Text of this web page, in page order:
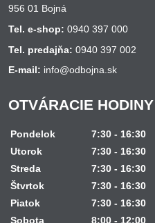
956 01 Bojná
Tel. e-shop: 0940 397 000
Tel. predajňa: 0940 397 002
E-mail: info@odbojna.sk
OTVÁRACIE HODINY
Pondelok
7:30 -
Utorok
7:30 - 16:30
Streda
7:30 - 16:30
Štvrtok
7:30 - 16:30
Piatok
7:30 - 16:30
Sobota
8:00 - 12:00